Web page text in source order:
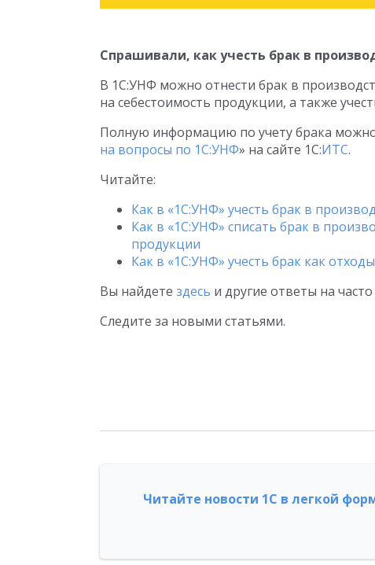
Спрашивали, как учесть брак в
В 1С:УНФ можно отнести брак в
на себестоимость продукции, а также
Полную информацию по учету брака
на вопросы по 1С:УНФ» на сайте 1С:ИТС.
Читайте:
Как в «1С:УНФ» учесть брак в
Как в «1С:УНФ» списать брак в
продукции
Как в «1С:УНФ» учесть брак как
Вы найдете здесь и другие ответы на
Следите за новыми статьями.
Читайте новости 1С в легкой